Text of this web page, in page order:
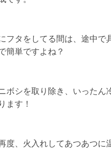
フタをしてる間は、途中で
簡単ですよね？
ボシを取り除き、いった
ます！
度、火入れしてあつあつに